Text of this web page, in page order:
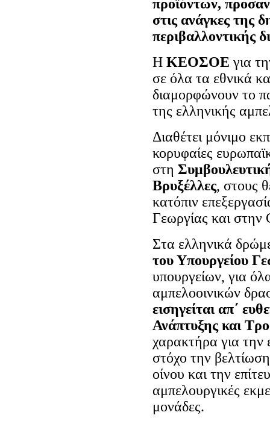
προϊόντων,
στις ανάγκες της
περιβαλλοντικής
Η ΚΕΟΣΟΕ για
σε όλα τα εθνικά
διαμορφώνουν το
της ελληνικής
Διαθέτει μόνιμο
κορυφαίες
στη
Βρυξέλλες, στους
κατόπιν
Γεωργίας και
Στα ελληνικά
του Υπουργείου
υπουργείων, για
αμπελοοινικών
εισηγείται απ΄
Ανάπτυξης και
χαρακτήρα για την
στόχο την
οίνου και την
αμπελουργικές
μονάδες.